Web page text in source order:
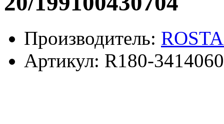
Производитель:
Артикул: R180-